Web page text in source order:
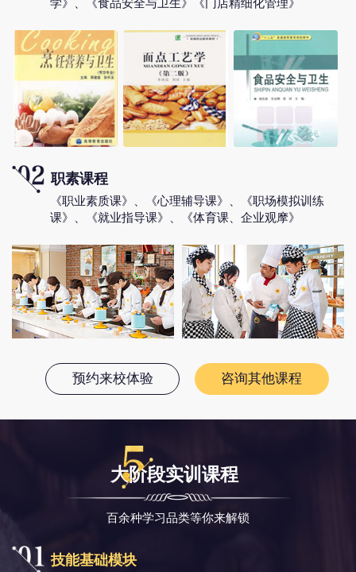
职素课程
《职业素质课》、《心理辅导课》、《职场模拟训练
课》、《就业指导课》、《体育课、企业观摩》
预约来校体验 咨询其他课程
大阶段实训课程
百余种学习品类等你来解锁
技能基础模块